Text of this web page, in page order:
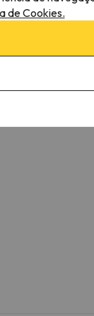
de Cookies.